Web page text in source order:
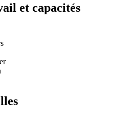
et capacités